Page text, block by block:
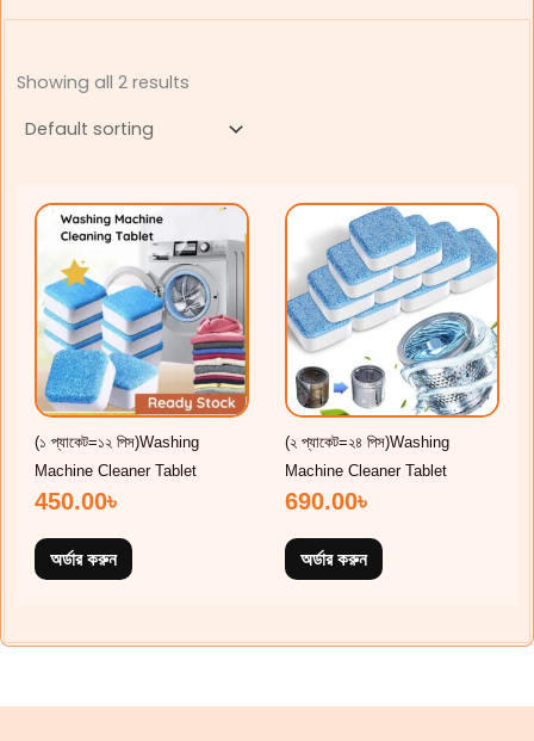
Showing all 2 results
(১ প্যাকেট=১২ পিস)Washing
Machine Cleaner Tablet
450.00৳
অর্ডার করুন
(২ প্যাকেট=২৪ পিস)Washing
Machine Cleaner Tablet
690.00৳
অর্ডার করুন